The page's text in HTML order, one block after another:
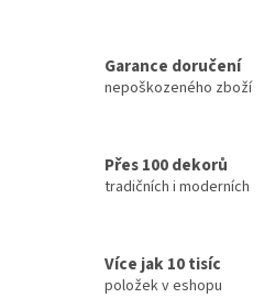
Garance doručení
nepoškozeného zboží
Přes 100 dekorů
tradičních i moderních
Více jak 10 tisíc
položek v eshopu